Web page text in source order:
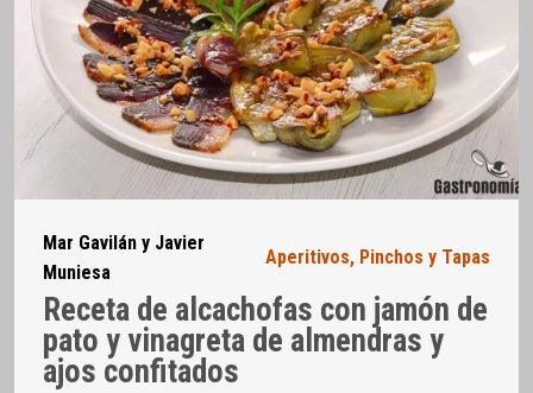
Mar Gavilán y Javier
Muniesa
Aperitivos, Pinchos y Tapas
Receta de alcachofas con jamón de
pato y vinagreta de almendras y
ajos confitados